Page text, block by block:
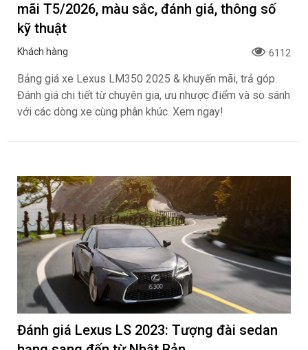
mãi T5/2026, màu sắc, đánh giá, thông số
kỹ thuật
Khách hàng 6112
Bảng giá xe Lexus LM350 2025 & khuyến mãi, trả góp.
Đánh giá chi tiết từ chuyên gia, ưu nhược điểm và so sánh
với các dòng xe cùng phân khúc. Xem ngay!
Đánh giá Lexus LS 2023: Tượng đài sedan